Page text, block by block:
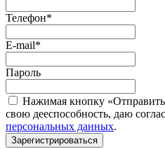
Телефон*
E-mail*
Пароль
Нажимая кнопку «Отправить
свою дееспособность, даю
персональных данных .
Зарегистрироваться